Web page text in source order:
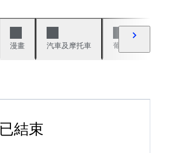
漫畫 汽車及摩托車 葡萄酒與烈酒
結束